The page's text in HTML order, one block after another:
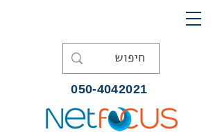
050-4042021